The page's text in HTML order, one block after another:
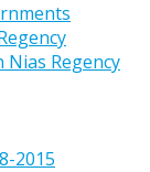
Nias Regency
2015